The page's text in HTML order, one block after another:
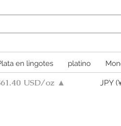
en lingotes platino
USD/oz ▲ JPY